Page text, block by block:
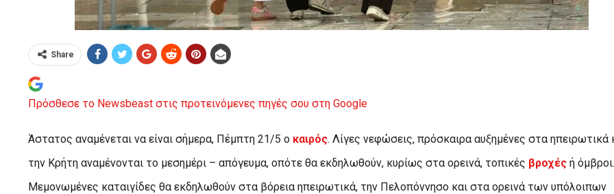
Share
Πρόσθεσε το Newsbeast στις προτεινόμενες πηγές σου στη Google
Άστατος αναμένεται να είναι σήμερα, Πέμπτη 21/5 ο καιρός. Λίγες νεφώσεις, πρόσκαιρα αυξημένες στα ηπειρωτικά
την Κρήτη αναμένονται το μεσημέρι – απόγευμα, οπότε θα εκδηλωθούν, κυρίως στα ορεινά, τοπικές βροχές ή όμβροι.
Μεμονωμένες καταιγίδες θα εκδηλωθούν στα βόρεια ηπειρωτικά, την Πελοπόννησο και στα ορεινά των υπόλοιπων